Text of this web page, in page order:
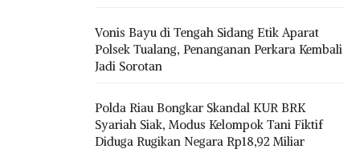
Vonis Bayu di Tengah Sidang Etik Aparat
Polsek Tualang, Penanganan Perkara Kembali
Jadi Sorotan
Polda Riau Bongkar Skandal KUR BRK
Syariah Siak, Modus Kelompok Tani Fiktif
Diduga Rugikan Negara Rp18,92 Miliar